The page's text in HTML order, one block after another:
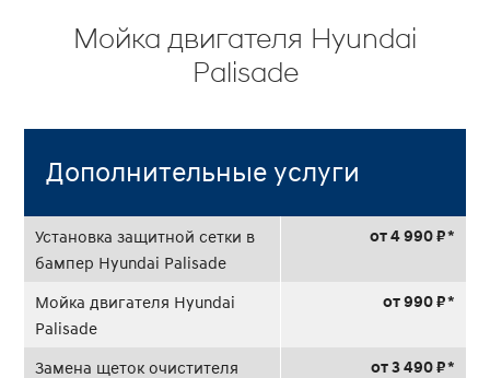
Мойка двигателя Hyundai
Palisade
Дополнительные услуги
Установка защитной сетки в
бампер Hyundai Palisade
от 4 990 ₽ *
Мойка двигателя Hyundai
Palisade
от 990 ₽ *
Замена щеток очистителя
от 3 490 ₽ *